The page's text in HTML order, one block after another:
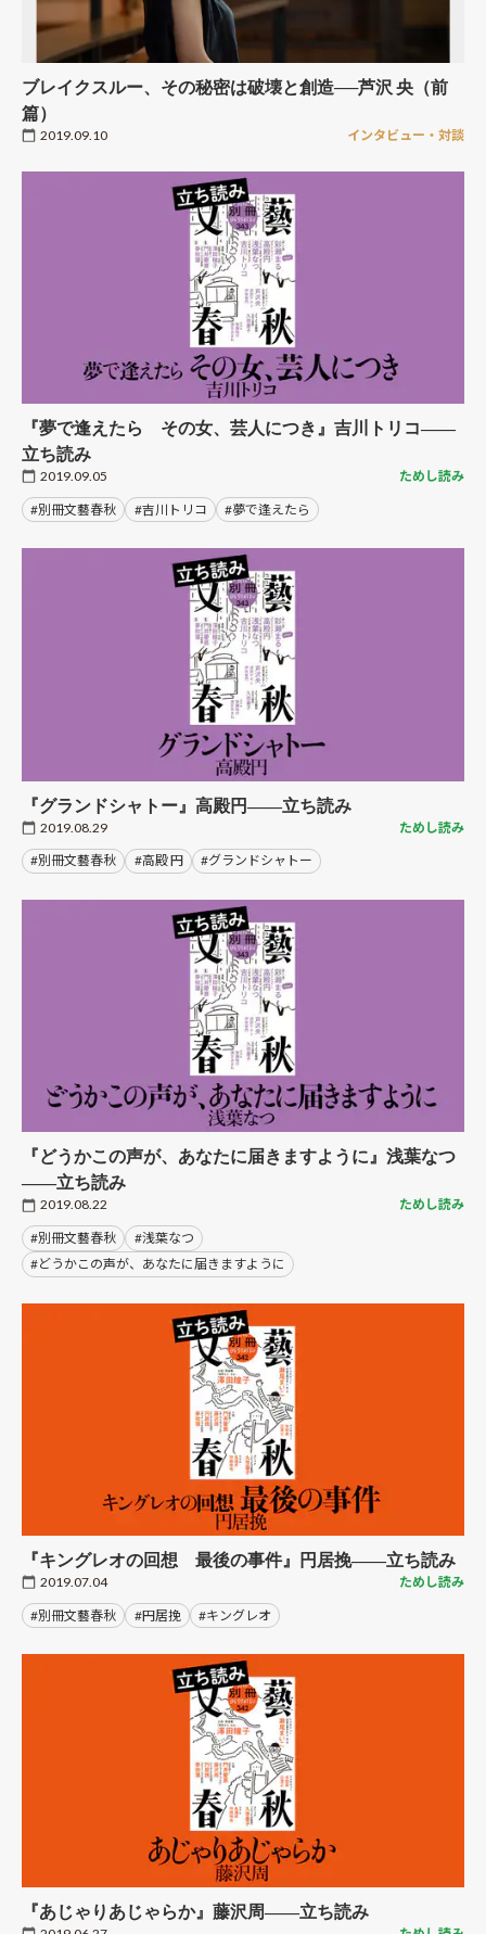
ブレイクスルー、その秘密は破壊と創造──芦沢 央（前
篇）
2019.09.10 インタビュー・対談
『夢で逢えたら その女、芸人につき』吉川トリコ――
立ち読み
2019.09.05 ためし読み
#別冊文藝春秋 #吉川トリコ #夢で逢えたら
『グランドシャトー』高殿円――立ち読み
2019.08.29 ためし読み
#別冊文藝春秋 #高殿 円 #グランドシャトー
『どうかこの声が、あなたに届きますように』浅葉なつ
――立ち読み
2019.08.22 ためし読み
#別冊文藝春秋
#浅葉なつ
#どうかこの声が、あなたに届きますように
『キングレオの回想 最後の事件』円居挽――立ち読み
2019.07.04 ためし読み
#別冊文藝春秋 #円居挽 #キングレオ
『あじゃりあじゃらか』藤沢周――立ち読み